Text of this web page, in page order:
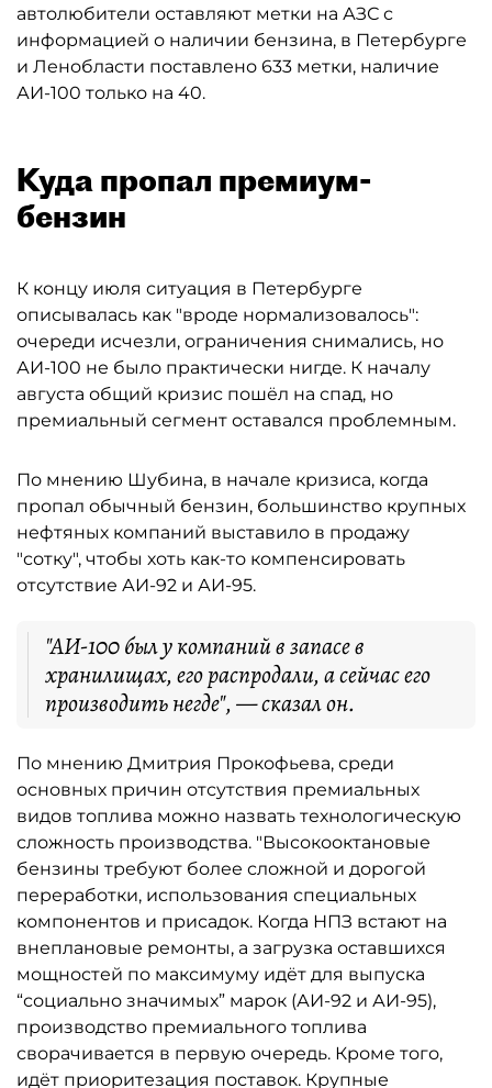
автолюбители оставляют метки на АЗС с
информацией о наличии бензина, в Петербурге
и Ленобласти поставлено 633 метки, наличие
АИ-100 только на 40.
Куда пропал премиум-
бензин
К концу июля ситуация в Петербурге
описывалась как "вроде нормализовалось":
очереди исчезли, ограничения снимались, но
АИ-100 не было практически нигде. К началу
августа общий кризис пошёл на спад, но
премиальный сегмент оставался проблемным.
По мнению Шубина, в начале кризиса, когда
пропал обычный бензин, большинство крупных
нефтяных компаний выставило в продажу
"сотку", чтобы хоть как-то компенсировать
отсутствие АИ-92 и АИ-95.
"АИ-100 был у компаний в запасе в
хранилищах, его распродали, а сейчас его
производить негде", — сказал он.
По мнению Дмитрия Прокофьева, среди
основных причин отсутствия премиальных
видов топлива можно назвать технологическую
сложность производства. "Высокооктановые
бензины требуют более сложной и дорогой
переработки, использования специальных
компонентов и присадок. Когда НПЗ встают на
внеплановые ремонты, а загрузка оставшихся
мощностей по максимуму идёт для выпуска
“социально значимых” марок (АИ-92 и АИ-95),
производство премиального топлива
сворачивается в первую очередь. Кроме того,
идёт приоритезация поставок. Крупные